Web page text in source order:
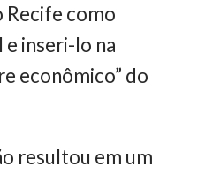
Recife como
inseri-lo na
econômico” do
resultou em um